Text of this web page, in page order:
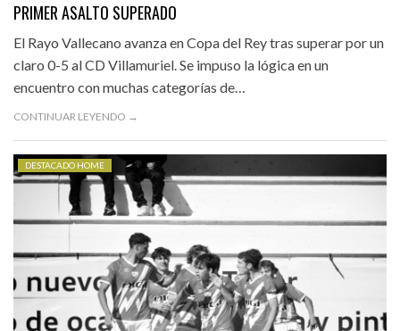
PRIMER ASALTO SUPERADO
El Rayo Vallecano avanza en Copa del Rey tras superar por un
claro 0-5 al CD Villamuriel. Se impuso la lógica en un
encuentro con muchas categorías de…
CONTINUAR LEYENDO →
DESTACADO HOME